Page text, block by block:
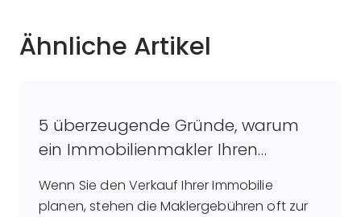
Ähnliche Artikel
5 überzeugende Gründe, warum
ein Immobilienmakler Ihren
Wenn Sie den Verkauf Ihrer Immobilie
planen, stehen die Maklergebühren oft zur